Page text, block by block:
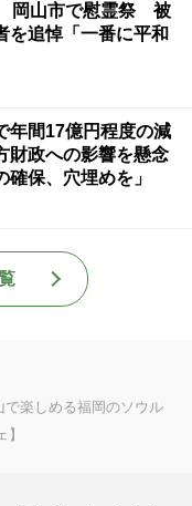
岡山市で慰霊祭 被
を追悼「一番に平和
年間17億円程度の減
政への影響を懸念
確保、穴埋めを」
楽しめる福岡のソウル